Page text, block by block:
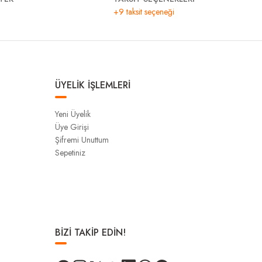
+9 taksit seçeneği
ÜYELİK İŞLEMLERİ
Yeni Üyelik
Üye Girişi
Şifremi Unuttum
Sepetiniz
BİZİ TAKİP EDİN!